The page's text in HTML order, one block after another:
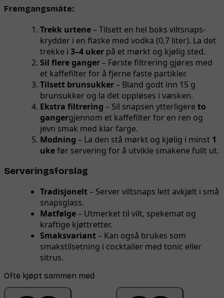
Fremgangsmåte:
Trekk urtene– Tilsett en hel boks viltsnaps-
krydder i en flaske med vodka (0,7 liter). La det
trekke i 3–4 uker på et mørkt og kjølig sted.
Sil flere ganger– Første filtrering gjøres med
et kaffefilter for å fjerne faste partikler.
Tilsett brunsukker– Bland godt inn 15 g
brunsukker og la det oppløses i væsken.
Ekstra filtrering – Sil snapsen ytterligere to
gangergjennom et kaffefilter for en ren og
jevn smak med klar farge.
Modning – La den stå mørkt og kjølig i minst 1
ukefør servering for å utvikle smakene fullt ut.
Serveringsforslag
Tradisjonelt– Server viltsnaps lett avkjølt i små
snapsglass.
Matfølge– Utmerket til vilt, spekemat og
kraftige kjøttretter.
Smaksvariant– Kan også brukes som
smakstilsetning i cocktailer med tonic eller
sitrus.
Ofte kjøpt sammen med